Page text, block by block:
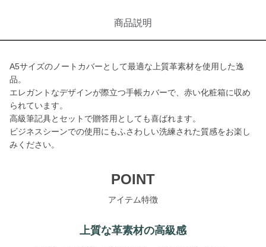
商品説明
A5サイズのノートカバーとして最適な上質革素材を使用した逸
品。
エレガントなデザインが際立つ手帳カバーで、赤い化粧箱に収め
られています。
高級筆記具とセットで贈答用としても喜ばれます。
ビジネスシーンでの使用にもふさわしい洗練された質感をお楽し
みください。
POINT
アイテム特徴
上質な革素材の高級感